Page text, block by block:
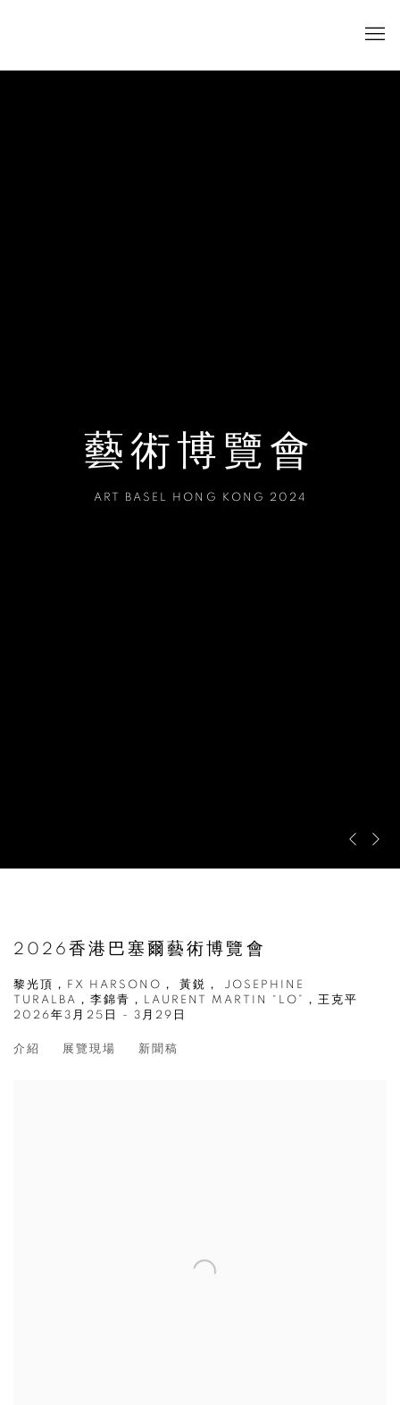
藝術博覽會
ART BASEL HONG KONG 2024
Previous
Next
2026香港巴塞爾藝術博覽會
黎光頂，FX HARSONO， 黃鋭， JOSEPHINE
TURALBA，李錦青，LAURENT MARTIN “LO”，王克平
2026年3月25日 - 3月29日
介紹 展覽現場 新聞稿